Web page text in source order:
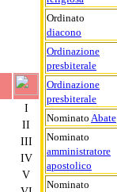
Ordinato
diacono
Ordinazione
presbiterale
Ordinazione
presbiterale
Nominato Abate
Nominato
amministratore
apostolico
Nominato
I
II
III
IV
V